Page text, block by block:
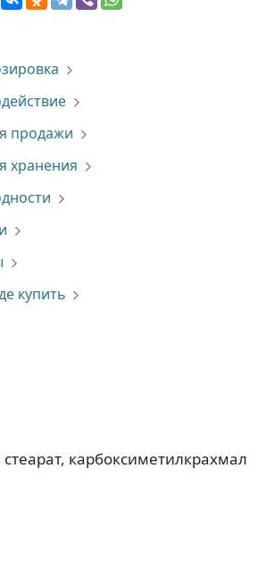
продажи
хранения
купить
карбоксиметилкрахмал